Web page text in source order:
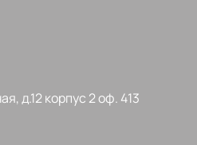
д.12 корпус 2 оф. 413